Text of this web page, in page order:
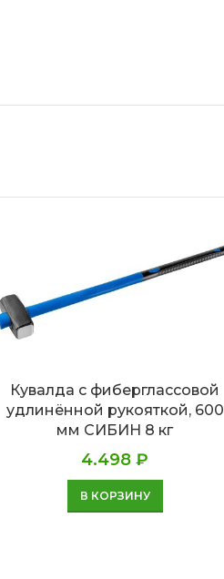
Кувалда с фиберглассовой
удлинённой рукояткой, 600
мм СИБИН 8 кг
4.498₽
В КОРЗИНУ